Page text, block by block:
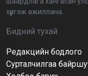
BTS-ийн
нөхөн
хүргэж ажиллана.
Бидний тухай
Редакцийн бодлого
Сурталчилгаа